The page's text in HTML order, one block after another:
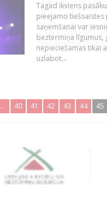
Tagad ikviens
pieejamo tiešsaistes
saņemšanai var
beztermiņa līgumus,
nepieciešamas tikai
uzlabot...
.. 40 41 42 43 44 45